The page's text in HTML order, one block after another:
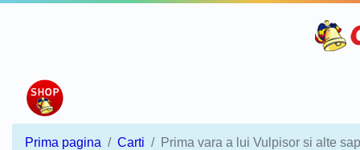
Prima pagina Carti Prima vara a lui Vulpisor si alte